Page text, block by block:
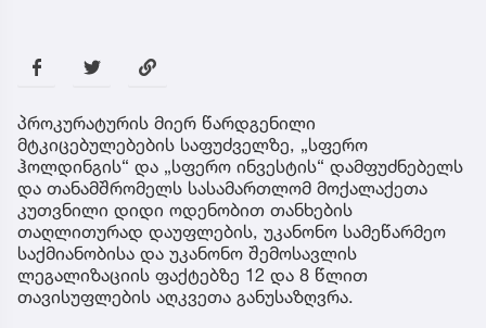
პროკურატურის მიერ წარდგენილი
მტკიცებულებების საფუძველზე, „სფერო
ჰოლდინგის“ და „სფერო ინვესტის“ დამფუძნებელს
და თანამშრომელს სასამართლომ მოქალაქეთა
კუთვნილი დიდი ოდენობით თანხების
თაღლითურად დაუფლების, უკანონო სამეწარმეო
საქმიანობისა და უკანონო შემოსავლის
ლეგალიზაციის ფაქტებზე 12 და 8 წლით
თავისუფლების აღკვეთა განუსაზღვრა.